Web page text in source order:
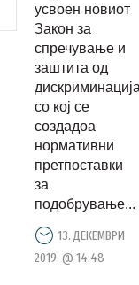
и заштита
од
усвоен новиот
Закон за
спречување и
заштита од
со кој се
создадоа
нормативни
претпоставки
за
подобрување...
13. ДЕКЕМВРИ
2019. @ 14:48